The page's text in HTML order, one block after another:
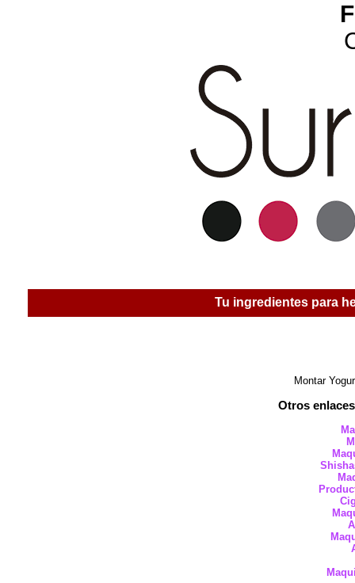
Tu ingredientes para
Montar
Otros